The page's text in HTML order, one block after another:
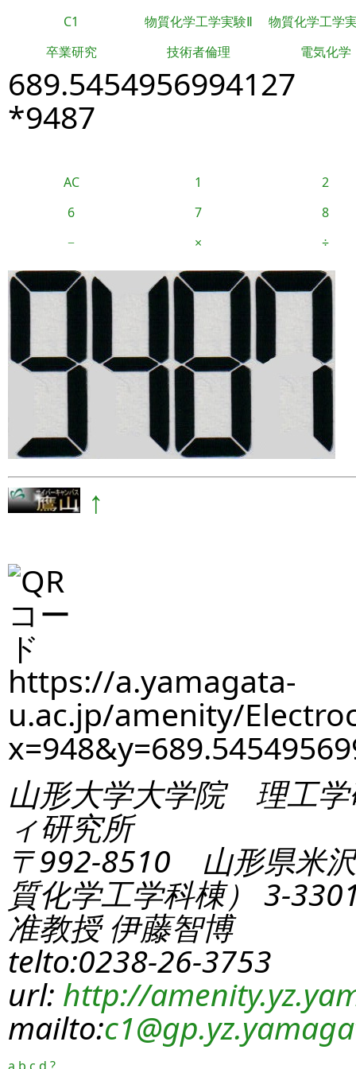
C1 物質化学工学実験Ⅱ
物質化学工学
卒業研究
技術者倫理 電気化学
689.5454956994127
*9487
AC 1
2
6
7
8
−
× ÷
↑
https://a.yamagata-
u.ac.jp/amenity/
山形大学大学院 理工学
ィ研究所
〒992-8510 山形県米
質化学工学科棟） 3-
准教授 伊藤智博
telto:0238-26-3753
url: http://
mailto:c1